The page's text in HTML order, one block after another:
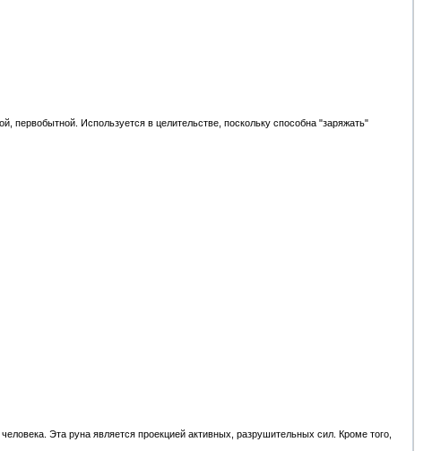
первобытной. Используется в целительстве, поскольку способна "заряжать"
Эта руна является проекцией активных, разрушительных сил. Кроме того,